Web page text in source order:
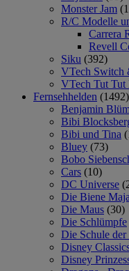
Monster Jam
R/C Modelle
Carrera
Revell
Siku (392)
VTech Switch
VTech Tut Tut
Fernsehhelden (1492)
Benjamin
Bibi
Bibi und Tina
Bluey (73)
Bobo
Cars (10)
DC Universe
Die Biene Maja
Die Maus (30)
Die Schlümpfe
Die Schule der
Disney
Disney